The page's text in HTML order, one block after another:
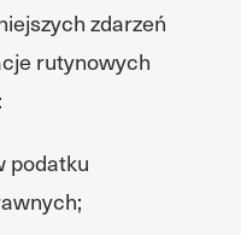
zdarzeń
rutynowych
podatku